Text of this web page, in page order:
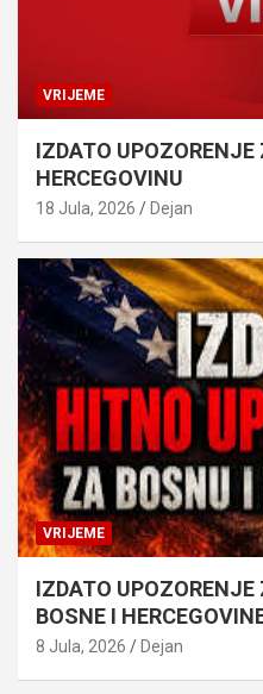
VRIJEME
IZDATO UPOZORENJE
HERCEGOVINU
18 Jula, 2026 Dejan
VRIJEME
IZDATO UPOZORENJE
BOSNE I
8 Jula, 2026 Dejan